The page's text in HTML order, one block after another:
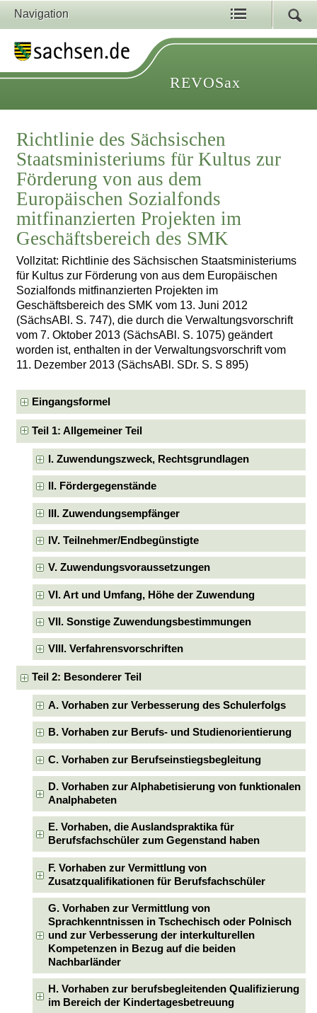
Navigation
REVOSax
Richtlinie des Sächsischen
Staatsministeriums für Kultus zur
Förderung von aus dem
Europäischen Sozialfonds
mitfinanzierten Projekten im
Geschäftsbereich des SMK
Vollzitat: Richtlinie des Sächsischen Staatsministeriums
für Kultus zur Förderung von aus dem Europäischen
Sozialfonds mitfinanzierten Projekten im
Geschäftsbereich des SMK vom 13. Juni 2012
(SächsABl. S. 747), die durch die Verwaltungsvorschrift
vom 7. Oktober 2013 (SächsABl. S. 1075) geändert
worden ist, enthalten in der Verwaltungsvorschrift vom
11. Dezember 2013 (SächsABl. SDr. S. S 895)
Eingangsformel
Teil 1: Allgemeiner Teil
I. Zuwendungszweck, Rechtsgrundlagen
II. Fördergegenstände
III. Zuwendungsempfänger
IV. Teilnehmer/Endbegünstigte
V. Zuwendungsvoraussetzungen
VI. Art und Umfang, Höhe der Zuwendung
VII. Sonstige Zuwendungsbestimmungen
VIII. Verfahrensvorschriften
Teil 2: Besonderer Teil
A. Vorhaben zur Verbesserung des Schulerfolgs
B. Vorhaben zur Berufs- und Studienorientierung
C. Vorhaben zur Berufseinstiegsbegleitung
D. Vorhaben zur Alphabetisierung von funktionalen
Analphabeten
E. Vorhaben, die Auslandspraktika für
Berufsfachschüler zum Gegenstand haben
F. Vorhaben zur Vermittlung von
Zusatzqualifikationen für Berufsfachschüler
G. Vorhaben zur Vermittlung von
Sprachkenntnissen in Tschechisch oder Polnisch
und zur Verbesserung der interkulturellen
Kompetenzen in Bezug auf die beiden
Nachbarländer
H. Vorhaben zur berufsbegleitenden Qualifizierung
im Bereich der Kindertagesbetreuung